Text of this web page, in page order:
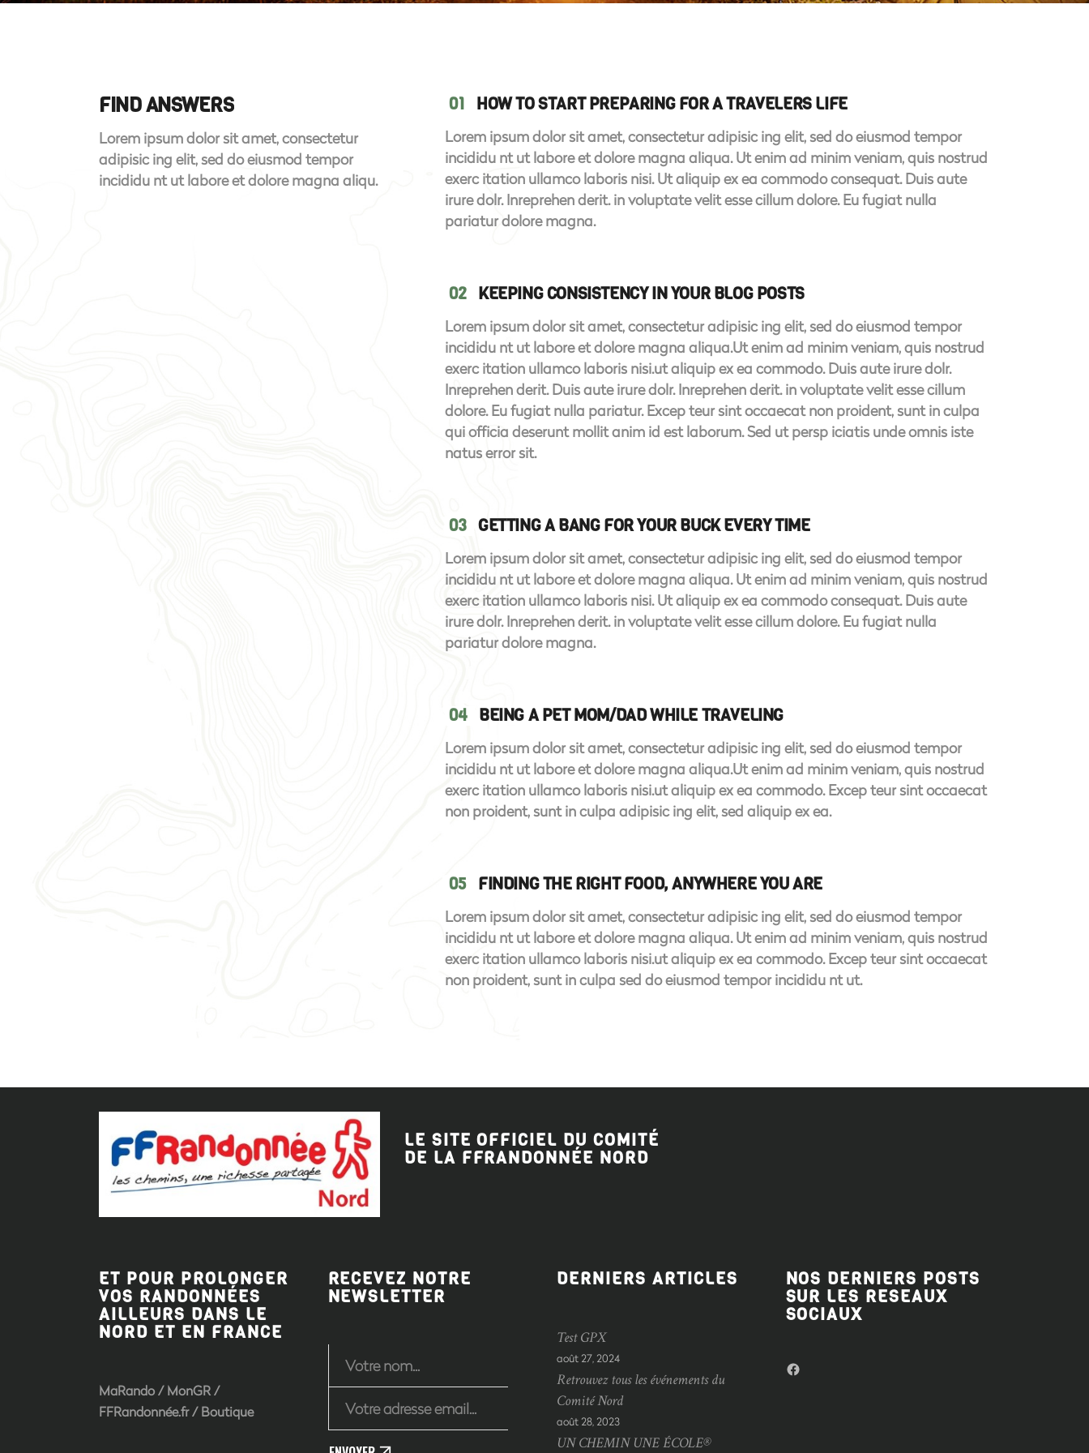
FIND ANSWERS
Lorem ipsum dolor sit amet, consectetur
adipisic ing elit, sed do eiusmod tempor
incididu nt ut labore et dolore magna aliqu.
01 HOW TO START PREPARING FOR A TRAVELERS LIFE
Lorem ipsum dolor sit amet, consectetur adipisic ing elit, sed do eiusmod tempor
incididu nt ut labore et dolore magna aliqua. Ut enim ad minim veniam, quis nostrud
exerc itation ullamco laboris nisi. Ut aliquip ex ea commodo consequat. Duis aute
irure dolr. Inreprehen derit. in voluptate velit esse cillum dolore. Eu fugiat nulla
pariatur dolore magna.
02 KEEPING CONSISTENCY IN YOUR BLOG POSTS
Lorem ipsum dolor sit amet, consectetur adipisic ing elit, sed do eiusmod tempor
incididu nt ut labore et dolore magna aliqua.Ut enim ad minim veniam, quis nostrud
exerc itation ullamco laboris nisi.ut aliquip ex ea commodo. Duis aute irure dolr.
Inreprehen derit. Duis aute irure dolr. Inreprehen derit. in voluptate velit esse cillum
dolore. Eu fugiat nulla pariatur. Excep teur sint occaecat non proident, sunt in culpa
qui officia deserunt mollit anim id est laborum. Sed ut persp iciatis unde omnis iste
natus error sit.
03 GETTING A BANG FOR YOUR BUCK EVERY TIME
Lorem ipsum dolor sit amet, consectetur adipisic ing elit, sed do eiusmod tempor
incididu nt ut labore et dolore magna aliqua. Ut enim ad minim veniam, quis nostrud
exerc itation ullamco laboris nisi. Ut aliquip ex ea commodo consequat. Duis aute
irure dolr. Inreprehen derit. in voluptate velit esse cillum dolore. Eu fugiat nulla
pariatur dolore magna.
04 BEING A PET MOM/DAD WHILE TRAVELING
Lorem ipsum dolor sit amet, consectetur adipisic ing elit, sed do eiusmod tempor
incididu nt ut labore et dolore magna aliqua.Ut enim ad minim veniam, quis nostrud
exerc itation ullamco laboris nisi.ut aliquip ex ea commodo. Excep teur sint occaecat
non proident, sunt in culpa adipisic ing elit, sed aliquip ex ea.
05 FINDING THE RIGHT FOOD, ANYWHERE YOU ARE
Lorem ipsum dolor sit amet, consectetur adipisic ing elit, sed do eiusmod tempor
incididu nt ut labore et dolore magna aliqua. Ut enim ad minim veniam, quis nostrud
exerc itation ullamco laboris nisi.ut aliquip ex ea commodo. Excep teur sint occaecat
non proident, sunt in culpa sed do eiusmod tempor incididu nt ut.
LE SITE OFFICIEL DU COMITÉ
DE LA FFRANDONNÉE NORD
ET POUR PROLONGER
VOS RANDONNÉES
AILLEURS DANS LE
NORD ET EN FRANCE
MaRando / MonGR /
FFRandonnée.fr / Boutique
RECEVEZ NOTRE
NEWSLETTER
DERNIERS ARTICLES
Test GPX
août 27, 2024
Retrouvez tous les événements du
Comité Nord
août 28, 2023
UN CHEMIN UNE ÉCOLE®
NOS DERNIERS POSTS
SUR LES RESEAUX
SOCIAUX
Facebook